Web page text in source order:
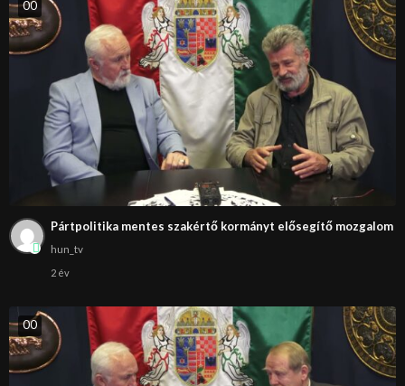
00
Pártpolitika mentes szakértő kormányt elősegítő mozgalom
hun_tv
2 év
00